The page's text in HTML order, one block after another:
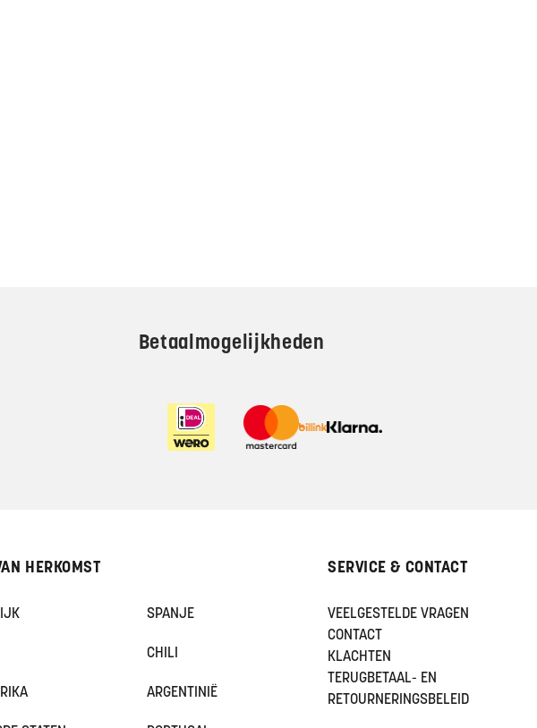
Betaalmogelijkheden
HERKOMST
SPANJE
CHILI
ARGENTINIË
SERVICE & CONTACT
VEELGESTELDE VRAGEN
CONTACT
KLACHTEN
TERUGBETAAL- EN
RETOURNERINGSBELEID